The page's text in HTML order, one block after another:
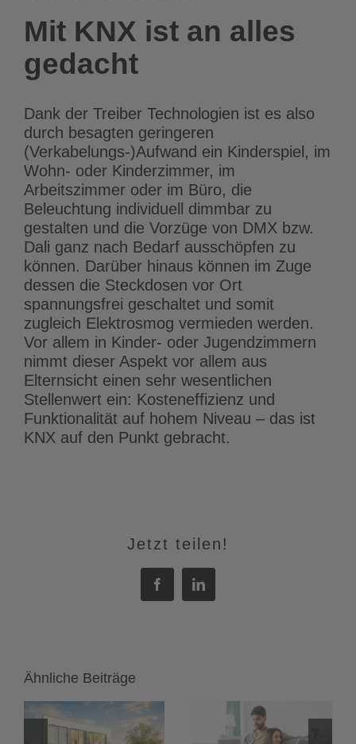
Mit KNX ist an alles
gedacht
Dank der Treiber Technologien ist es also
durch besagten geringeren
(Verkabelungs-)Aufwand ein Kinderspiel, im
Wohn- oder Kinderzimmer, im
Arbeitszimmer oder im Büro, die
Beleuchtung individuell dimmbar zu
gestalten und die Vorzüge von DMX bzw.
Dali ganz nach Bedarf ausschöpfen zu
können. Darüber hinaus können im Zuge
dessen die Steckdosen vor Ort
spannungsfrei geschaltet und somit
zugleich Elektrosmog vermieden werden.
Vor allem in Kinder- oder Jugendzimmern
nimmt dieser Aspekt vor allem aus
Elternsicht einen sehr wesentlichen
Stellenwert ein: Kosteneffizienz und
Funktionalität auf hohem Niveau – das ist
KNX auf den Punkt gebracht.
Jetzt teilen!
FacebookLinkedIn
Ähnliche Beiträge
Heimnetzwerk
einrichten:
Das
und LED-
Spots: